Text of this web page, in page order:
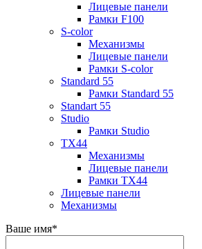
Лицевые панели
Рамки F100
S-color
Механизмы
Лицевые панели
Рамки S-color
Standard 55
Рамки Standard 55
Standart 55
Studio
Рамки Studio
TX44
Механизмы
Лицевые панели
Рамки TX44
Лицевые панели
Механизмы
Ваше имя*